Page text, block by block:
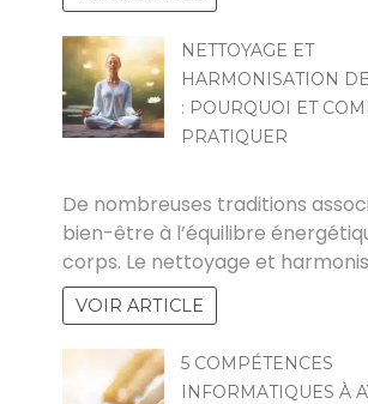
NETTOYAGE ET
HARMONISATION
: POURQUOI ET
PRATIQUER
De nombreuses traditions
bien-être à l’équilibre
corps. Le nettoyage et
VOIR ARTICLE
5 COMPÉTENCES
INFORMATIQUES À